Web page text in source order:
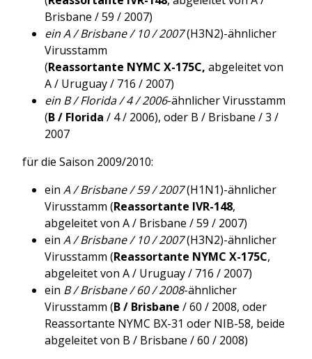
Brisbane / 59 / 2007)
ein A / Brisbane / 10 / 2007(H3N2)-ähnlicher
Virusstamm
(Reassortante NYMC X-175C, abgeleitet von
A / Uruguay / 716 / 2007)
ein B / Florida / 4 / 2006-ähnlicher Virusstamm
(B / Florida / 4 / 2006), oder B / Brisbane / 3 /
2007
für die Saison 2009/2010:
ein A / Brisbane / 59 / 2007(H1N1)-ähnlicher
Virusstamm (Reassortante IVR-148,
abgeleitet von A / Brisbane / 59 / 2007)
ein A / Brisbane / 10 / 2007(H3N2)-ähnlicher
Virusstamm (Reassortante NYMC X-175C,
abgeleitet von A / Uruguay / 716 / 2007)
ein B / Brisbane / 60 / 2008-ähnlicher
Virusstamm (B / Brisbane / 60 / 2008, oder
Reassortante NYMC BX-31 oder NIB-58, beide
abgeleitet von B / Brisbane / 60 / 2008)